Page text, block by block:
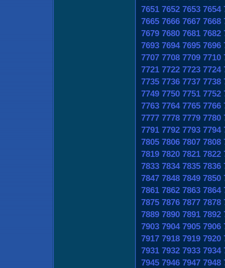
7651 7652 7653 7654
7665 7666 7667 7668
7679 7680 7681 7682
7693 7694 7695 7696
7707 7708 7709 7710
7721 7722 7723 7724
7735 7736 7737 7738
7749 7750 7751 7752
7763 7764 7765 7766
7777 7778 7779 7780
7791 7792 7793 7794
7805 7806 7807 7808
7819 7820 7821 7822
7833 7834 7835 7836
7847 7848 7849 7850
7861 7862 7863 7864
7875 7876 7877 7878
7889 7890 7891 7892
7903 7904 7905 7906
7917 7918 7919 7920
7931 7932 7933 7934
7945 7946 7947 7948